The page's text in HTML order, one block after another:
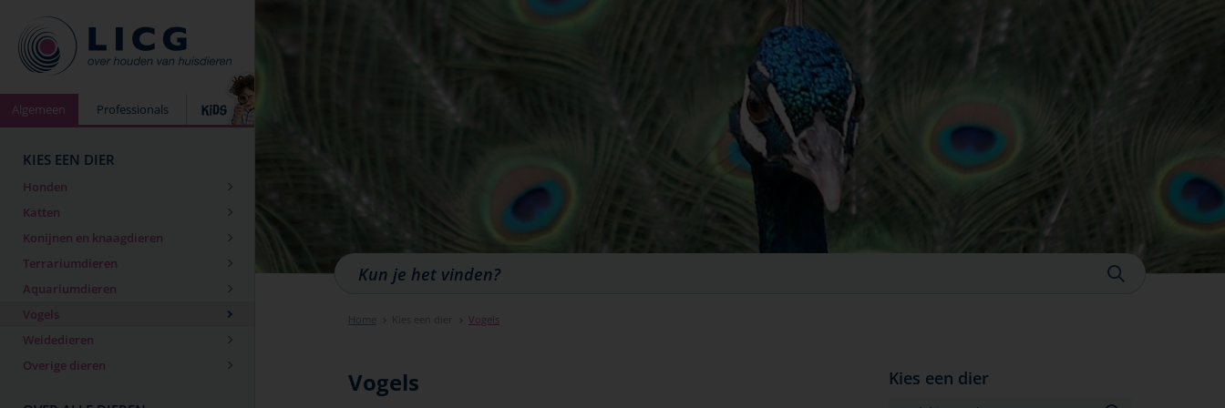
Algemeen Professionals
KIES EEN DIER
Honden
Katten
Konijnen en knaagdieren
Terrariumdieren
Aquariumdieren
Vogels
Weidedieren
Overige dieren
Home Kies een dier Vogels
Vogels Kies een dier